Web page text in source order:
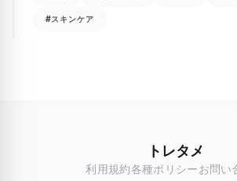
#スキンケア
トレタメ
利用規約各種ポリシーお問い